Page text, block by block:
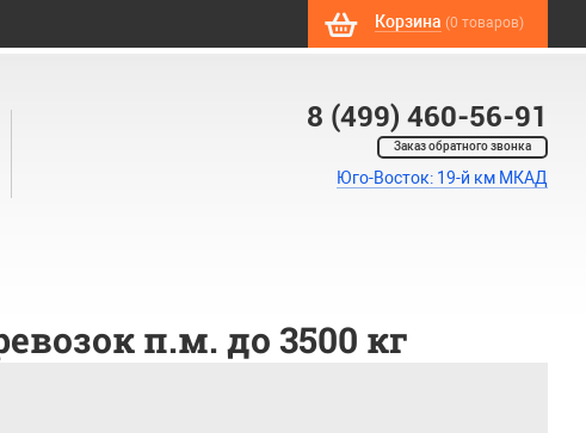
Корзина (0 товаров)
8 (499) 460-56-91
Заказ обратного звонка
Юго-Восток: 19-й км МКАД
п.м. до 3500 кг